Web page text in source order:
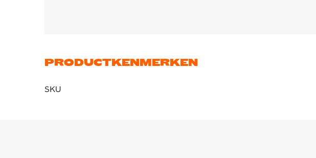
PRODUCTKENMERKEN
SKU